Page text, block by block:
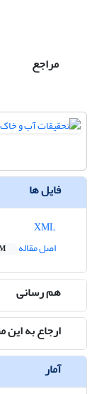
مراجع
فایل ها
اصل مقاله
هم رسانی
ارجاع به این
آمار